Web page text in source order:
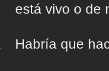
está vivo o de
Habría que